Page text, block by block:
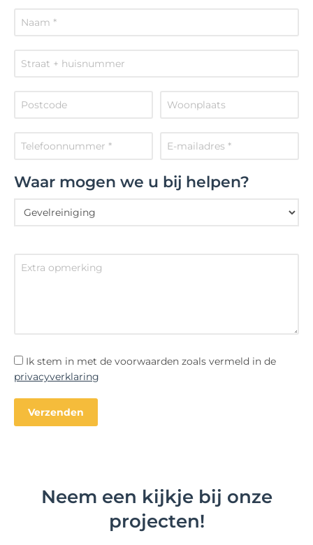
Waar mogen we u bij helpen?
Ik stem in met de voorwaarden zoals vermeld in de
privacyverklaring
Neem een kijkje bij onze
projecten!